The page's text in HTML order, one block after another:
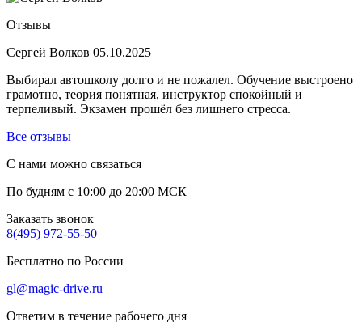
Отзывы
Сергей Волков 05.10.2025
Выбирал автошколу долго и не пожалел. Обучение выстроено
грамотно, теория понятная, инструктор спокойный и
терпеливый. Экзамен прошёл без лишнего стресса.
Все отзывы
С нами можно связаться
По будням с 10:00 до 20:00 МСК
Заказать звонок
8(495) 972-55-50
Бесплатно по России
gl@magic-drive.ru
Ответим в течение рабочего дня